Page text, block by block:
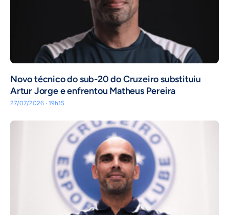
Novo técnico do sub-20 do Cruzeiro substituiu
Artur Jorge e enfrentou Matheus Pereira
27/07/2026 · 19h15